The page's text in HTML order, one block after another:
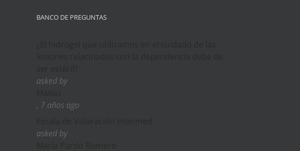
BANCO DE PREGUNTAS
asked by
, 7 años ago
asked by